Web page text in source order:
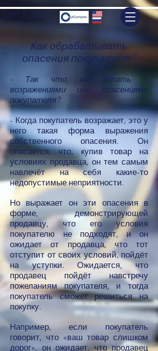
Len Kaplan
Как обрабатывать
опасения покупателя?
- Так что же делать с
возражениями или опасениями
покупателя?
- Когда покупатель возражает, это у
него такая форма выражения
собственного опасения. Он
опасается, что, купив товар на
условиях продавца, он тем самым
навлечёт на себя какие-то
недопустимые неприятности.
Но выражает он эти опасения в
форме, демонстрирующей
продавцу, что его условия
покупателю не подходят, и он
ожидает от продавца, что тот
отступит от своих условий, пойдёт
на уступки. Ожидается, что
продавец пойдёт навстречу
пожеланиям покупателя, и тогда
покупатель сможет решиться на
покупку.
Например, если покупатель
говорит, что «ваш товар слишком
дорог», он ожидает, что продавец